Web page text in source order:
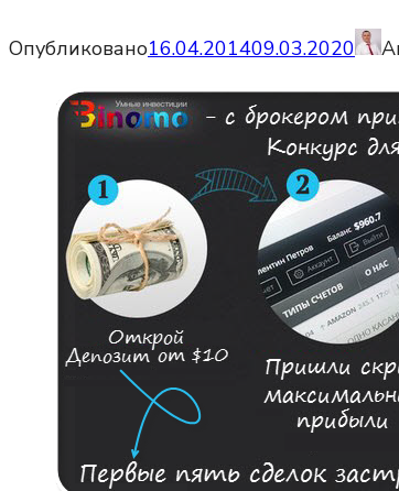
Опубликовано16.04.201409.03.2020